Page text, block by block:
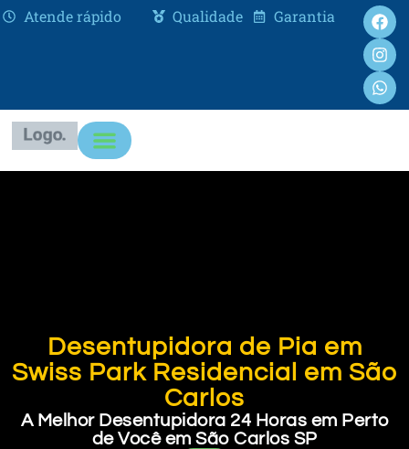
Atende rápido Qualidade Garantia
Desentupidora de Pia em
Swiss Park Residencial em São
Carlos
A Melhor Desentupidora 24 Horas em Perto
de Você em São Carlos SP